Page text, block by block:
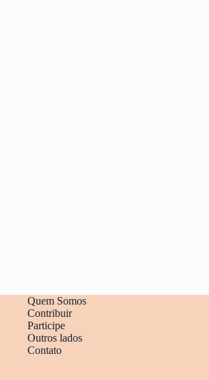
Quem Somos
Contribuir
Participe
Outros lados
Contato